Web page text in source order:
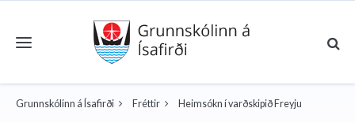
Toggle navigation
Grunnskólinn á Ísafirði Fréttir Heimsókn í varðskipið Freyju